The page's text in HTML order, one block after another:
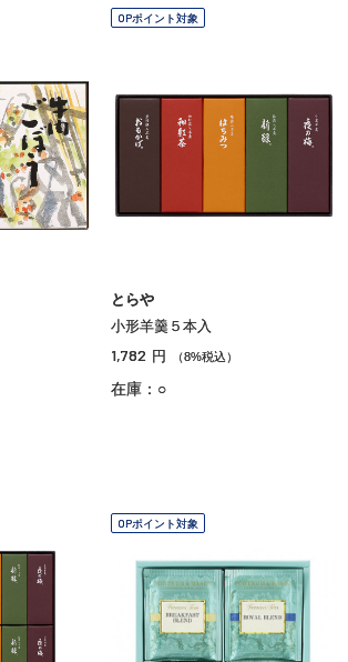
OPポイント対象
とらや
小形羊羹５本入
1,782 円 （8%税込）
在庫：○
OPポイント対象